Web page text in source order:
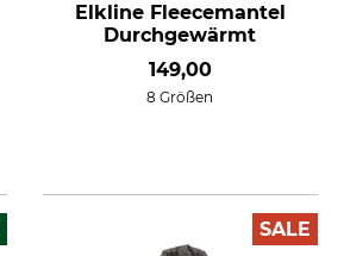
Elkline Fleecemantel
Durchgewärmt
149,00
8 Größen
SALE